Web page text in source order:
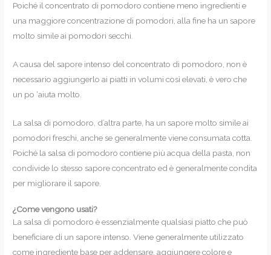
Poiché il concentrato di pomodoro contiene meno ingredienti e
una maggiore concentrazione di pomodori, alla fine ha un sapore
molto simile ai pomodori secchi.
A causa del sapore intenso del concentrato di pomodoro, non è
necessario aggiungerlo ai piatti in volumi così elevati, è vero che
un po ‘aiuta molto.
La salsa di pomodoro, d’altra parte, ha un sapore molto simile ai
pomodori freschi, anche se generalmente viene consumata cotta.
Poiché la salsa di pomodoro contiene più acqua della pasta, non
condivide lo stesso sapore concentrato ed è generalmente condita
per migliorare il sapore.
¿Come vengono usati?
La salsa di pomodoro è essenzialmente qualsiasi piatto che può
beneficiare di un sapore intenso. Viene generalmente utilizzato
come ingrediente base per addensare, aggiungere colore e